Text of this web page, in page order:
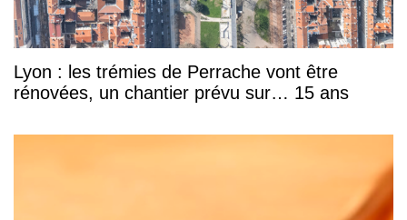
Lyon : les trémies de Perrache vont être
rénovées, un chantier prévu sur… 15 ans